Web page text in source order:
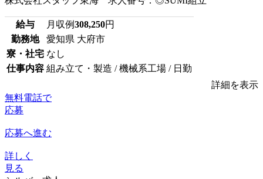
給与 月収例308,250円
勤務地
愛知県 大府市
寮・社宅 なし
仕事内容 組み立て・製造 / 機械系工場 / 日勤
詳細を表示
無料電話で
応募
応募へ進む
詳しく
見る